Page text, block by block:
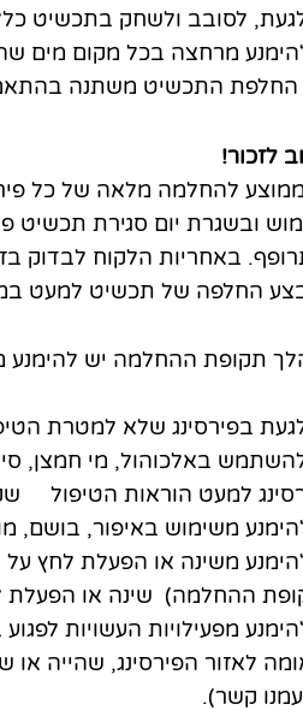
לגעת, לסובב ולשחק בתכשיט
מרחצה בכל מקום מים
החלפת התכשיט משתנה בהתאם
לזכור!
להחלמה מלאה של כל
ובשגרת יום סגירת תכשיט
באחריות הלקוח לבדוק
החלפה של תכשיט למעט
תקופת ההחלמה יש להימנע
לגעת בפירסינג שלא למטרת
באלכוהול, מי חמצן,
למעט הוראות הטיפול
משימוש באיפור, בושם,
משינה או הפעלת לחץ על
ההחלמה) שינה או הפעלת
מפעילויות העשויות
לאזור הפירסינג, שהייה או
קשר).